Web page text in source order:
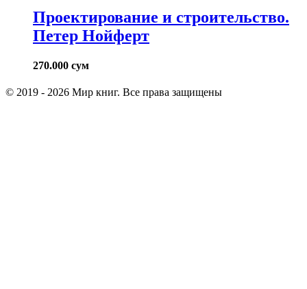
Проектирование и строительство.
Петер Нойферт
270.000 сум
© 2019 - 2026 Мир книг. Все права защищены